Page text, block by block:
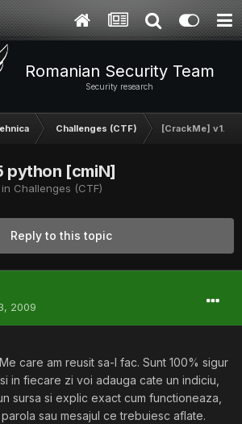
Romanian Security Team
Security research
Challenges (CTF) [CrackMe] v1.5
python [cmiN]
in Challenges (CTF)
Reply to this topic
2009
care am reusit sa-l fac. Sunt 100% sigur
in fiecare zi voi adauga cate un indiciu,
sursa si explic exact cum functioneaza,
sau mesajul ce trebuiesc aflate.